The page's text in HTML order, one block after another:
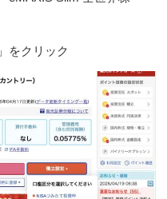
」をクリック